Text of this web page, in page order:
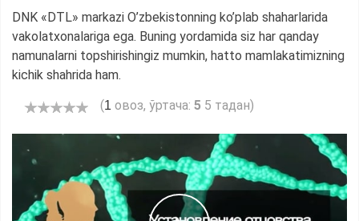
DNK «DTL» markazi O’zbekistonning ko’plab shaharlarida
vakolatxonalariga ega. Buning yordamida siz har qanday
namunalarni topshirishingiz mumkin, hatto mamlakatimizning
kichik shahrida ham.
(1 овоз, ўртача: 5 5 тадан)